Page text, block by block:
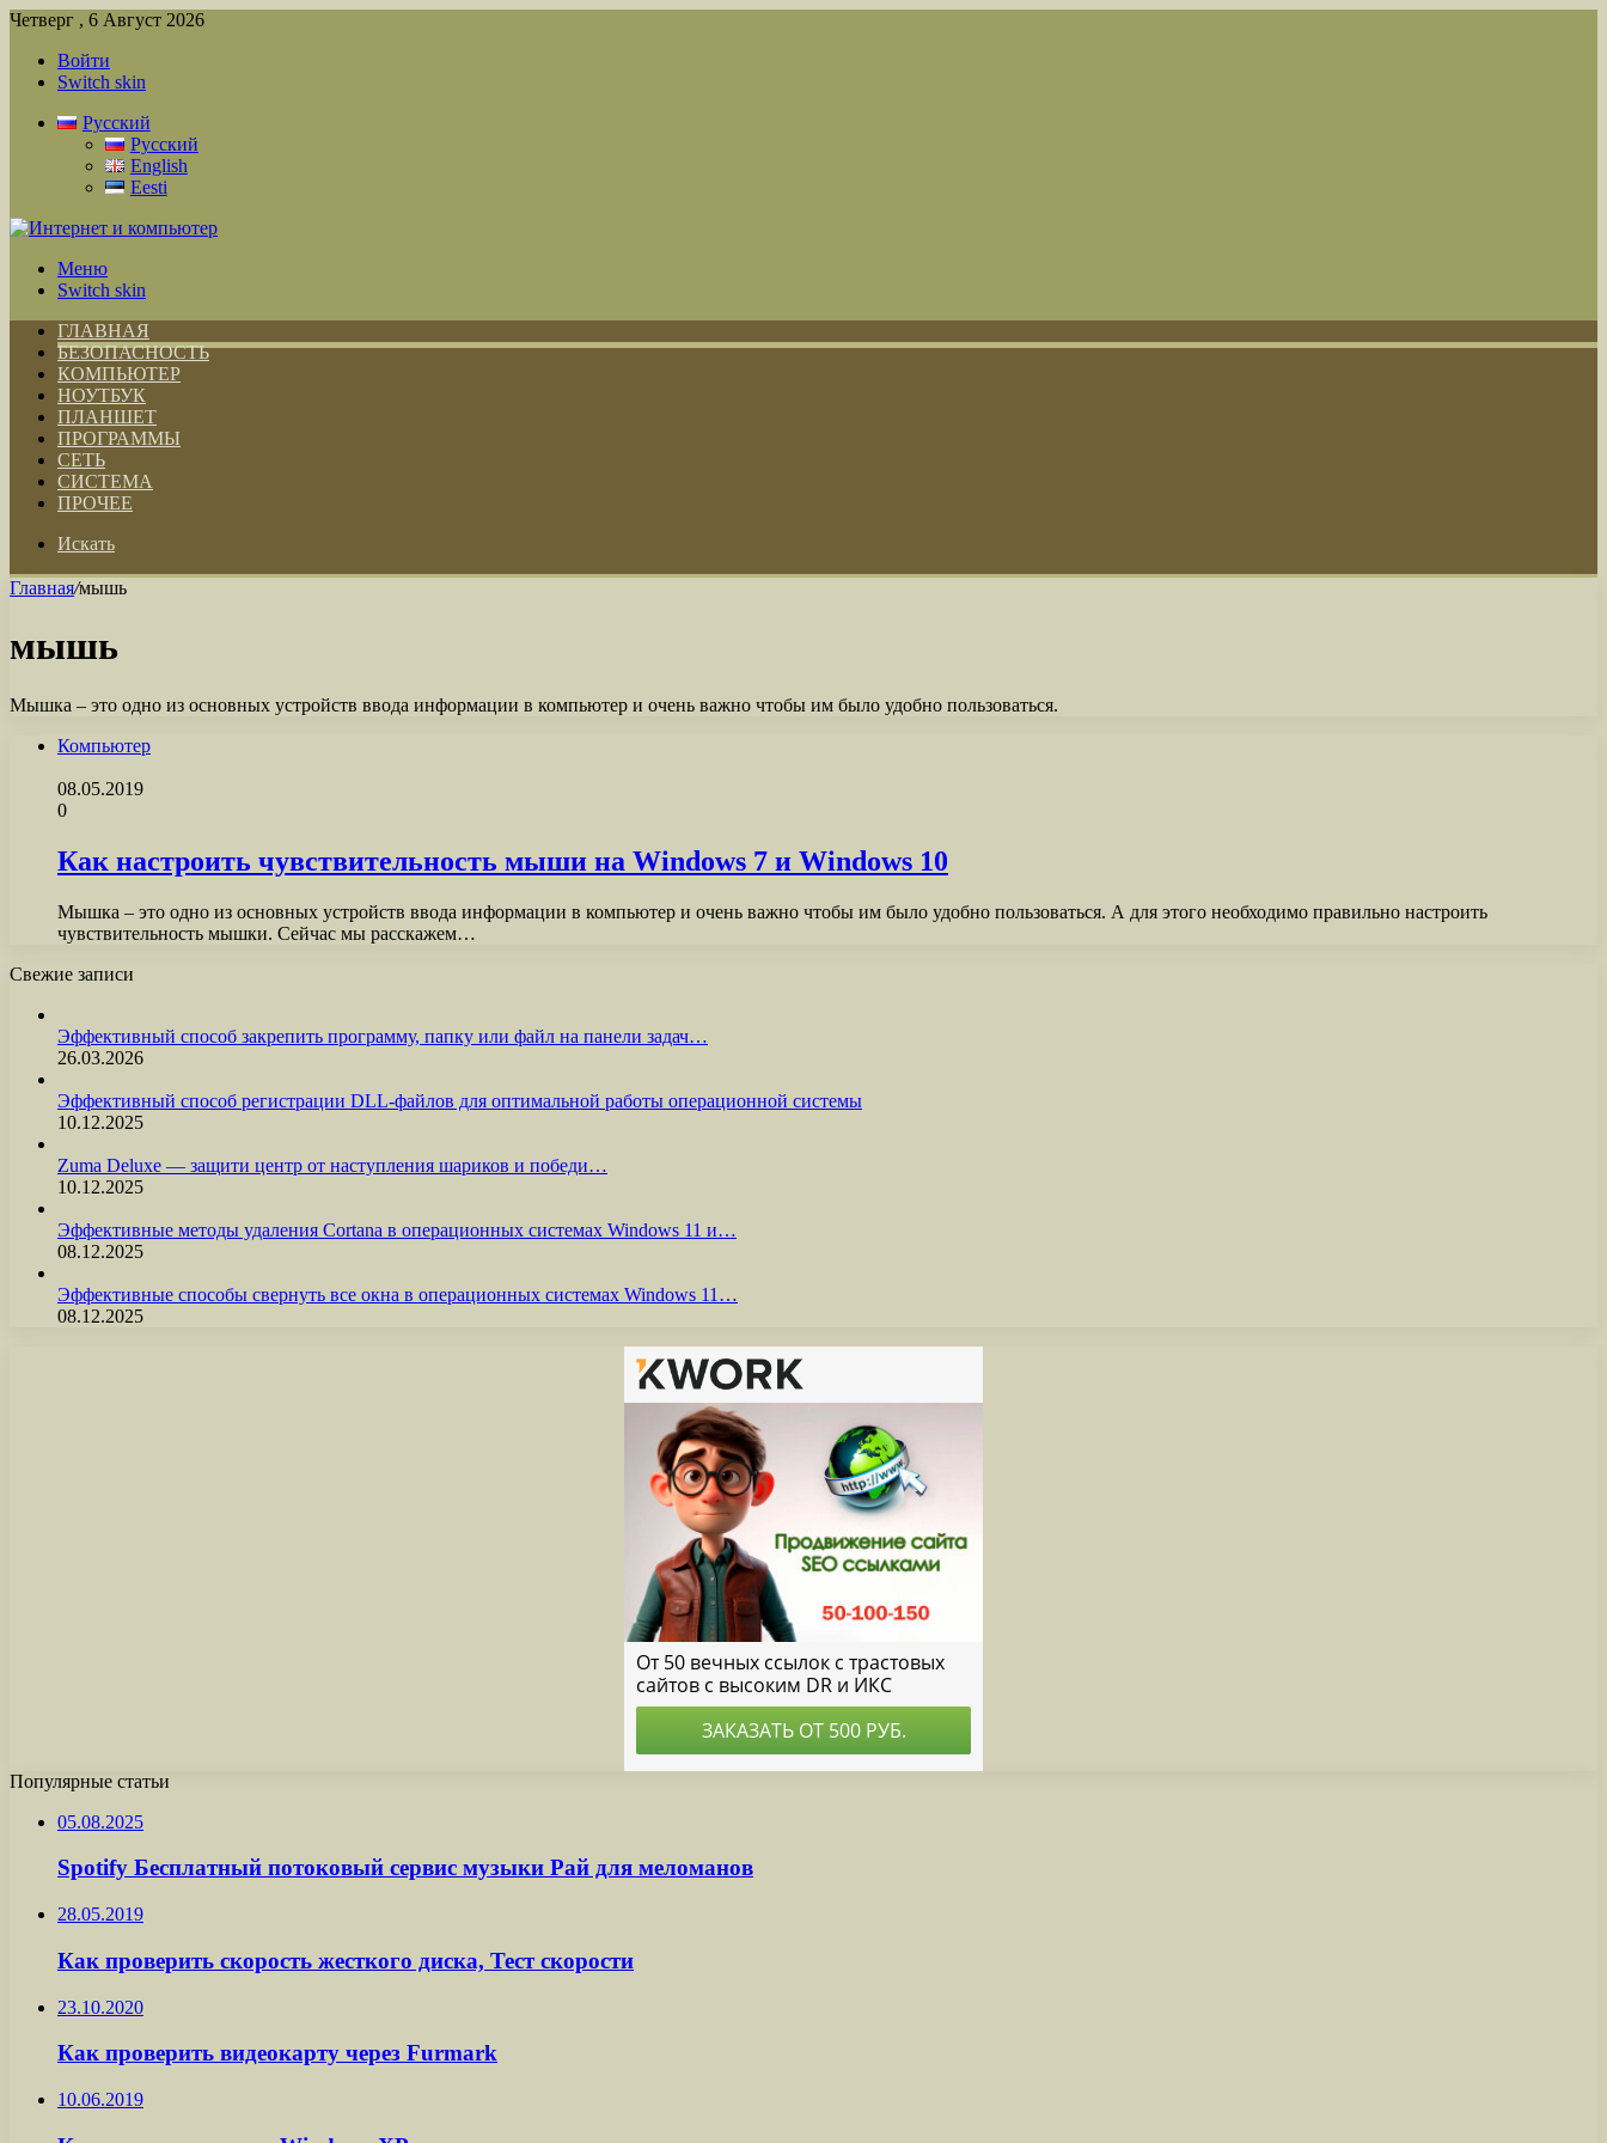
Четверг , 6 Август 2026
Войти
Switch skin
Русский
Русский
English
Eesti
Меню
Switch skin
ГЛАВНАЯ
БЕЗОПАСНОСТЬ
КОМПЬЮТЕР
НОУТБУК
ПЛАНШЕТ
ПРОГРАММЫ
СЕТЬ
СИСТЕМА
ПРОЧЕЕ
Искать
Главная/мышь
мышь
Мышка – это одно из основных устройств ввода информации в компьютер и очень важно чтобы им было удобно пользоваться.
Компьютер
08.05.2019
0
Как настроить чувствительность мыши на Windows 7 и Windows 10
Мышка – это одно из основных устройств ввода информации в компьютер и очень важно чтобы им было удобно пользоваться. А для этого необходимо правильно настроить
чувствительность мышки. Сейчас мы расскажем…
Свежие записи
Эффективный способ закрепить программу, папку или файл на панели задач…
26.03.2026
Эффективный способ регистрации DLL-файлов для оптимальной работы операционной системы
10.12.2025
Zuma Deluxe — защити центр от наступления шариков и победи…
10.12.2025
Эффективные методы удаления Cortana в операционных системах Windows 11 и…
08.12.2025
Эффективные способы свернуть все окна в операционных системах Windows 11…
08.12.2025
Популярные статьи
05.08.2025
Spotify Бесплатный потоковый сервис музыки Рай для меломанов
28.05.2019
Как проверить скорость жесткого диска, Тест скорости
23.10.2020
Как проверить видеокарту через Furmark
10.06.2019